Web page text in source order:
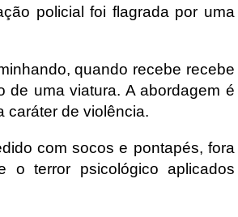
policial foi flagrada por uma
quando recebe recebe
de uma viatura. A abordagem é
caráter de violência.
com socos e pontapés, fora
o terror psicológico aplicados